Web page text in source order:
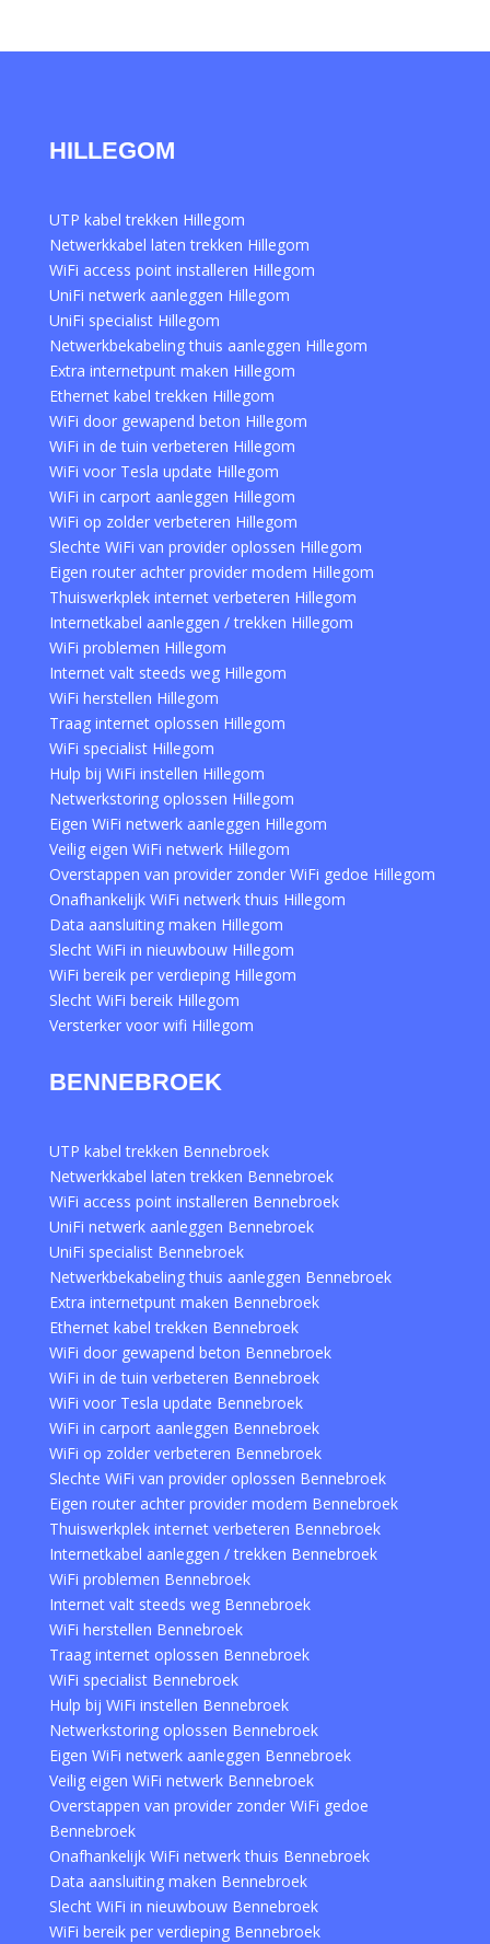
HILLEGOM
UTP kabel trekken Hillegom
Netwerkkabel laten trekken Hillegom
WiFi access point installeren Hillegom
UniFi netwerk aanleggen Hillegom
UniFi specialist Hillegom
Netwerkbekabeling thuis aanleggen Hillegom
Extra internetpunt maken Hillegom
Ethernet kabel trekken Hillegom
WiFi door gewapend beton Hillegom
WiFi in de tuin verbeteren Hillegom
WiFi voor Tesla update Hillegom
WiFi in carport aanleggen Hillegom
WiFi op zolder verbeteren Hillegom
Slechte WiFi van provider oplossen Hillegom
Eigen router achter provider modem Hillegom
Thuiswerkplek internet verbeteren Hillegom
Internetkabel aanleggen / trekken Hillegom
WiFi problemen Hillegom
Internet valt steeds weg Hillegom
WiFi herstellen Hillegom
Traag internet oplossen Hillegom
WiFi specialist Hillegom
Hulp bij WiFi instellen Hillegom
Netwerkstoring oplossen Hillegom
Eigen WiFi netwerk aanleggen Hillegom
Veilig eigen WiFi netwerk Hillegom
Overstappen van provider zonder WiFi gedoe Hillegom
Onafhankelijk WiFi netwerk thuis Hillegom
Data aansluiting maken Hillegom
Slecht WiFi in nieuwbouw Hillegom
WiFi bereik per verdieping Hillegom
Slecht WiFi bereik Hillegom
Versterker voor wifi Hillegom
BENNEBROEK
UTP kabel trekken Bennebroek
Netwerkkabel laten trekken Bennebroek
WiFi access point installeren Bennebroek
UniFi netwerk aanleggen Bennebroek
UniFi specialist Bennebroek
Netwerkbekabeling thuis aanleggen Bennebroek
Extra internetpunt maken Bennebroek
Ethernet kabel trekken Bennebroek
WiFi door gewapend beton Bennebroek
WiFi in de tuin verbeteren Bennebroek
WiFi voor Tesla update Bennebroek
WiFi in carport aanleggen Bennebroek
WiFi op zolder verbeteren Bennebroek
Slechte WiFi van provider oplossen Bennebroek
Eigen router achter provider modem Bennebroek
Thuiswerkplek internet verbeteren Bennebroek
Internetkabel aanleggen / trekken Bennebroek
WiFi problemen Bennebroek
Internet valt steeds weg Bennebroek
WiFi herstellen Bennebroek
Traag internet oplossen Bennebroek
WiFi specialist Bennebroek
Hulp bij WiFi instellen Bennebroek
Netwerkstoring oplossen Bennebroek
Eigen WiFi netwerk aanleggen Bennebroek
Veilig eigen WiFi netwerk Bennebroek
Overstappen van provider zonder WiFi gedoe
Bennebroek
Onafhankelijk WiFi netwerk thuis Bennebroek
Data aansluiting maken Bennebroek
Slecht WiFi in nieuwbouw Bennebroek
WiFi bereik per verdieping Bennebroek